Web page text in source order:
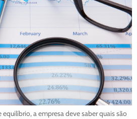
a empresa deve saber quais são